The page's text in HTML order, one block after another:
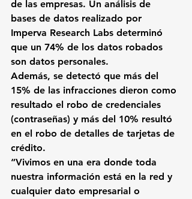
de las empresas. Un análisis de
bases de datos realizado por
Imperva Research Labs determinó
que un 74% de los datos robados
son datos personales.
Además, se detectó que más del
15% de las infracciones dieron como
resultado el robo de credenciales
(contraseñas) y más del 10% resultó
en el robo de detalles de tarjetas de
crédito.
“Vivimos en una era donde toda
nuestra información está en la red y
cualquier dato empresarial o